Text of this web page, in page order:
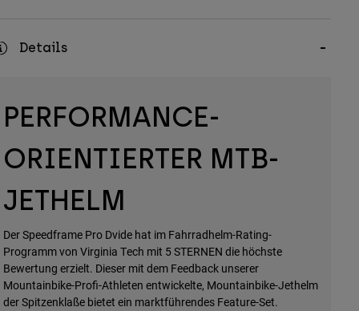
Details
PERFORMANCE-
ORIENTIERTER MTB-
JETHELM
Der Speedframe Pro Dvide hat im Fahrradhelm-Rating-
Programm von Virginia Tech mit 5 STERNEN die höchste
Bewertung erzielt. Dieser mit dem Feedback unserer
Mountainbike-Profi-Athleten entwickelte, Mountainbike-Jethelm
der Spitzenklaße bietet ein marktführendes Feature-Set.